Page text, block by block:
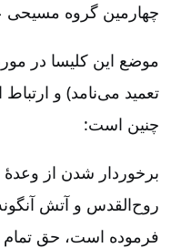
چهارمین گروه مسیحی
موضع این کلیسا در
تعمید می‌نامد) و ارتباط
چنین است:
برخوردار شدن از وعدۀ
روح‌القدس و آتش
فرموده است، حق تمام